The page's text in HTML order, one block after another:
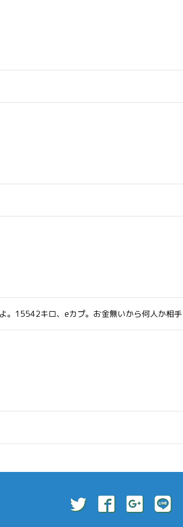
15542キロ、eカプ。お金無いから何人か相手